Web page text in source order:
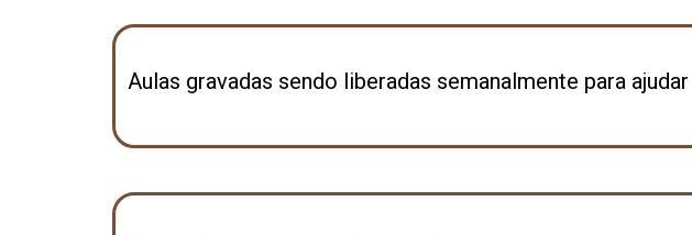
Aulas gravadas sendo liberadas semanalmente para